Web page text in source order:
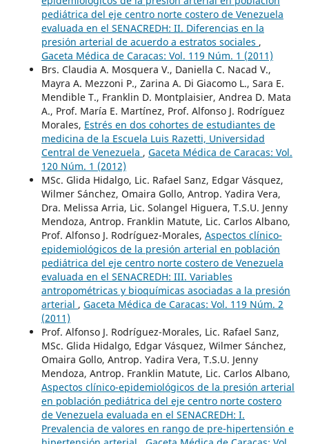
pediátrica del eje centro norte costero de Venezuela
evaluada en el SENACREDH: II. Diferencias en la
presión arterial de acuerdo a estratos sociales ,
Gaceta Médica de Caracas: Vol. 119 Núm. 1 (2011)
Brs. Claudia A. Mosquera V., Daniella C. Nacad V.,
Mayra A. Mezzoni P., Zarina A. Di Giacomo L., Sara E.
Mendible T., Franklin D. Montplaisier, Andrea D. Mata
A., Prof. María E. Martínez, Prof. Alfonso J. Rodríguez
Morales, Estrés en dos cohortes de estudiantes de
medicina de la Escuela Luis Razetti, Universidad
Central de Venezuela , Gaceta Médica de Caracas: Vol.
120 Núm. 1 (2012)
MSc. Glida Hidalgo, Lic. Rafael Sanz, Edgar Vásquez,
Wilmer Sánchez, Omaira Gollo, Antrop. Yadira Vera,
Dra. Melissa Arria, Lic. Solangel Higuera, T.S.U. Jenny
Mendoza, Antrop. Franklin Matute, Lic. Carlos Albano,
Prof. Alfonso J. Rodríguez-Morales, Aspectos clínico-
epidemiológicos de la presión arterial en población
pediátrica del eje centro norte costero de Venezuela
evaluada en el SENACREDH: III. Variables
antropométricas y bioquímicas asociadas a la presión
arterial , Gaceta Médica de Caracas: Vol. 119 Núm. 2
(2011)
Prof. Alfonso J. Rodríguez-Morales, Lic. Rafael Sanz,
MSc. Glida Hidalgo, Edgar Vásquez, Wilmer Sánchez,
Omaira Gollo, Antrop. Yadira Vera, T.S.U. Jenny
Mendoza, Antrop. Franklin Matute, Lic. Carlos Albano,
Aspectos clínico-epidemiológicos de la presión arterial
en población pediátrica del eje centro norte costero
de Venezuela evaluada en el SENACREDH: I.
Prevalencia de valores en rango de pre-hipertensión e